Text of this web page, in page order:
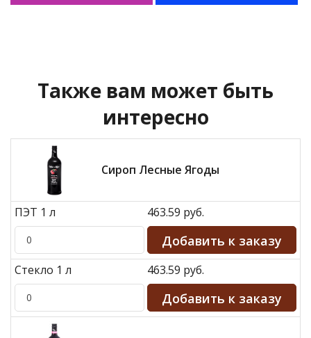
Также вам может быть
интересно
Сироп Лесные Ягоды
ПЭТ 1 л 463.59 руб.
Стекло 1 л 463.59 руб.